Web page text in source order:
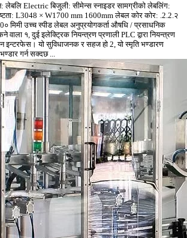
लेबलि Electric बिजुली: सीमेन्स स्नाइडर सामग्रीको लेबलिंग:
L3048 × W1700 mm 1600mm लेबल कोर कोर: .2.2.२
मिमी उच्च स्पीड लेबल अनुप्रयोगकर्ता औषधि / प्रसाधनिक
वाला १, दुई इलेक्ट्रिक नियन्त्रण प्रणाली PLC द्वारा नियन्त्रण
इन्टरफेस। यो सुविधाजनक र सहज हो 2, यो स्मृति भण्डारण
गर्न सक्दछ ...